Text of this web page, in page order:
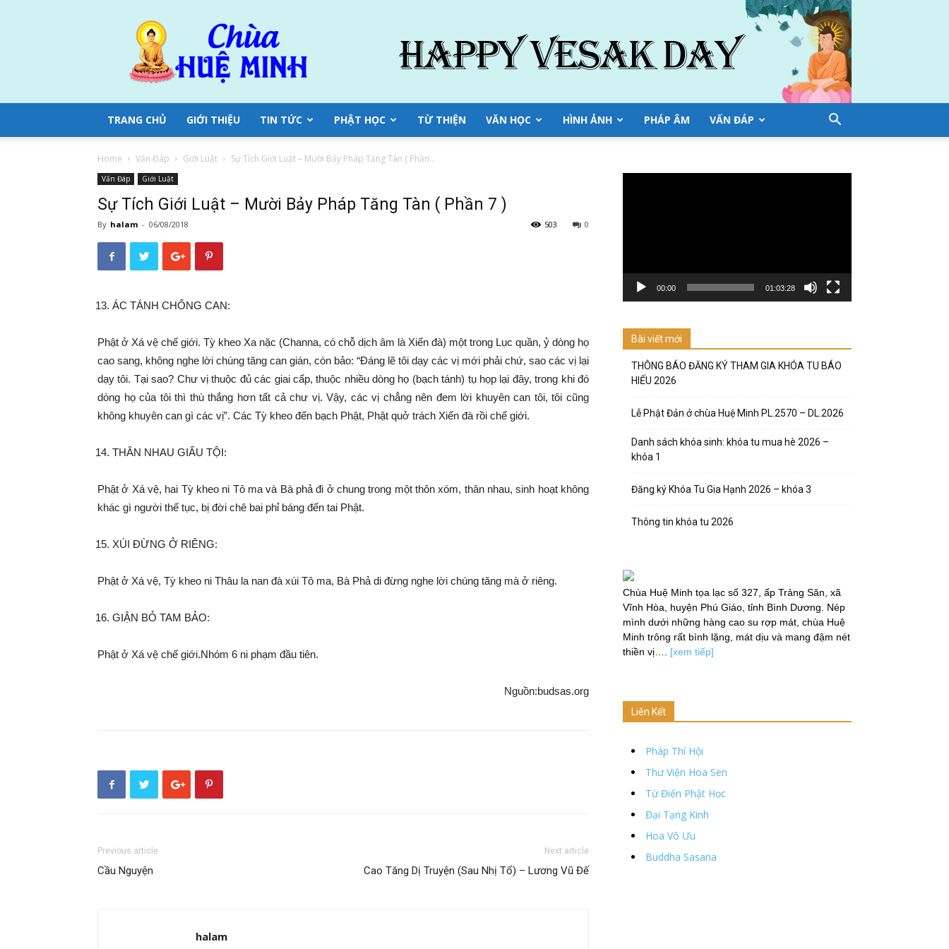
Chùa
Huệ
Minh
TRANG CHỦ GIỚI THIỆU TIN TỨC PHẬT HỌC TỪ THIỆN VĂN HỌC HÌNH ẢNH PHÁP ÂM VẤN ĐÁP
Home Vấn Đáp Giới Luật Sự Tích Giới Luật – Mười Bảy Pháp Tăng Tàn ( Phần...
Vấn Đáp Giới Luật
Sự Tích Giới Luật – Mười Bảy Pháp Tăng Tàn ( Phần 7 )
By halam - 06/08/2018 0
503
ÁC TÁNH CHỐNG CAN:
Phật ở Xá vệ chế giới. Tỳ kheo Xa nặc (Channa, có chỗ dịch âm là Xiển đà) một trong Lục quần, ỷ dòng họ
cao sang, không nghe lời chúng tăng can gián, còn bảo: “Đáng lẽ tôi dạy các vị mới phải chứ, sao các vị lại
dạy tôi. Tại sao? Chư vị thuộc đủ các giai cấp, thuộc nhiều dòng họ (bạch tánh) tụ họp lại đây, trong khi đó
dòng họ của tôi thì thù thắng hơn tất cả chư vị. Vậy, các vị chẳng nên đem lời khuyên can tôi, tôi cũng
không khuyên can gì các vị”. Các Tỳ kheo đến bạch Phật, Phật quở trách Xiển đà rồi chế giới.
THÂN NHAU GIẤU TỘI:
Phật ở Xá vệ, hai Tỳ kheo ni Tô ma và Bà phả đi ở chung trong một thôn xóm, thân nhau, sinh hoạt không
khác gì người thế tục, bị đời chê bai phỉ báng đến tai Phật.
XÚI ĐỪNG Ở RIÊNG:
Phật ở Xá vệ, Tỳ kheo ni Thâu la nan đà xúi Tô ma, Bà Phả di đừng nghe lời chúng tăng mà ở riêng.
GIẬN BỎ TAM BẢO:
Phật ở Xá vệ chế giới.Nhóm 6 ni phạm đầu tiên.
Nguồn:budsas.org
Previous article
Cầu Nguyện
Next article
Cao Tăng Dị Truyện (Sau Nhị Tổ) – Lương Vũ Đế
halam
00:00 01:03:28
Bài viết mới
THÔNG BÁO ĐĂNG KÝ THAM GIA KHÓA TU BÁO
HIẾU 2026
Lễ Phật Đản ở chùa Huệ Minh PL.2570 – DL.2026
Danh sách khóa sinh: khóa tu mua hè 2026 –
khóa 1
Đăng ký Khóa Tu Gia Hạnh 2026 – khóa 3
Thông tin khóa tu 2026
Chùa Huệ Minh tọa lạc số 327, ấp Trảng Săn, xã
Vĩnh Hòa, huyện Phú Giáo, tỉnh Bình Dương. Nép
mình dưới những hàng cao su rợp mát, chùa Huệ
Minh trông rất bình lặng, mát dịu và mang đậm nét
thiền vị…. [xem tiếp]
Liên Kết
Pháp Thí Hội
Thư Viện Hoa Sen
Từ Điển Phật Học
Đại Tạng Kinh
Hoa Vô Ưu
Buddha Sasana